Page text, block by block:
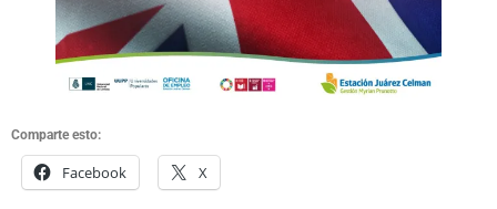
Comparte esto:
Facebook X